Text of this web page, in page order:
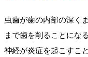
虫歯が歯の内部の深く
まで歯を削ることにな
神経が炎症を起こすこ